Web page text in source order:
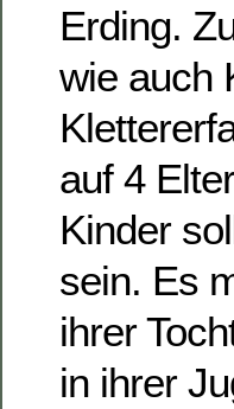
Erding.
wie auch
auf 4
Kinder
sein. Es
ihrer
in ihrer